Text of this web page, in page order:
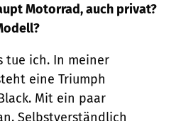
Motorrad, auch privat?
tue ich. In meiner
eine Triumph
Mit ein paar
Selbstverständlich